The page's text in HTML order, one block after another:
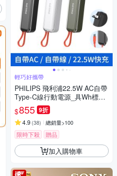
輕巧好攜帶
PHILIPS 飛利浦22.5W AC自帶
Type-C線行動電源_具Wh標示
DLP5201C
$855 9折
4.9 (38) 總銷量>100
限時下殺 贈品
加入購物車